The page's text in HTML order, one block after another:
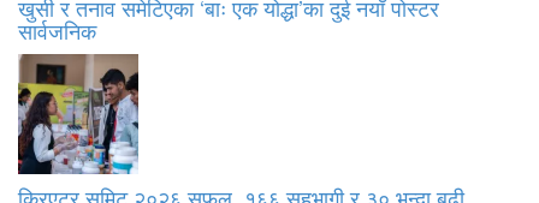
खुसी र तनाव समेटिएका ‘बाः एक योद्धा’का दुई नयाँ पोस्टर
सार्वजनिक